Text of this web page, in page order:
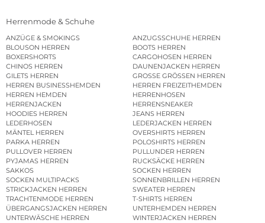
Herrenmode & Schuhe
ANZÜGE & SMOKINGS
ANZUGSSCHUHE HERREN
BLOUSON HERREN
BOOTS HERREN
BOXERSHORTS
CARGOHOSEN HERREN
CHINOS HERREN
DAUNENJACKEN HERREN
GILETS HERREN
GROSSE GRÖSSEN HERREN
HERREN BUSINESSHEMDEN
HERREN FREIZEITHEMDEN
HERREN HEMDEN
HERRENHOSEN
HERRENJACKEN
HERRENSNEAKER
HOODIES HERREN
JEANS HERREN
LEDERHOSEN
LEDERJACKEN HERREN
MÄNTEL HERREN
OVERSHIRTS HERREN
PARKA HERREN
POLOSHIRTS HERREN
PULLOVER HERREN
PULLUNDER HERREN
PYJAMAS HERREN
RUCKSÄCKE HERREN
SAKKOS
SOCKEN HERREN
SOCKEN MULTIPACKS
SONNENBRILLEN HERREN
STRICKJACKEN HERREN
SWEATER HERREN
TRACHTENMODE HERREN
T-SHIRTS HERREN
ÜBERGANGSJACKEN HERREN
UNTERHEMDEN HERREN
UNTERWÄSCHE HERREN
WINTERJACKEN HERREN